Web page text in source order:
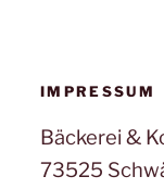
IMPRESSUM
Bäckerei &
73525